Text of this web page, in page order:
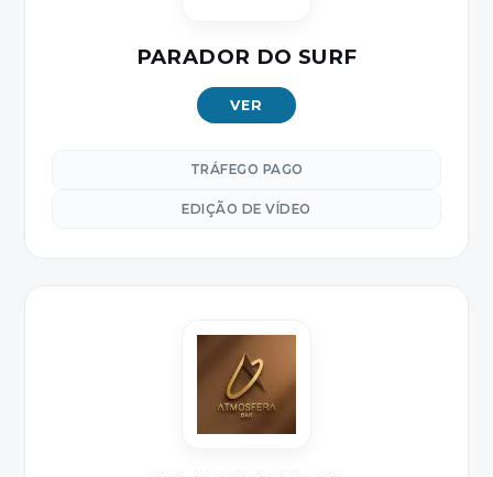
PARADOR DO SURF
VER
TRÁFEGO PAGO
EDIÇÃO DE VÍDEO